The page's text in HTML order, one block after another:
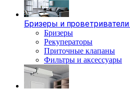
Бризеры и проветриватели
Бризеры
Рекуператоры
Приточные клапаны
Фильтры и аксессуары